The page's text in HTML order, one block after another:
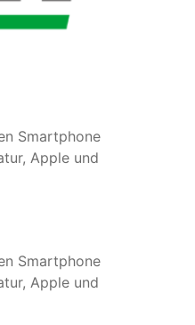
Smartphone
Apple und
Smartphone
Apple und